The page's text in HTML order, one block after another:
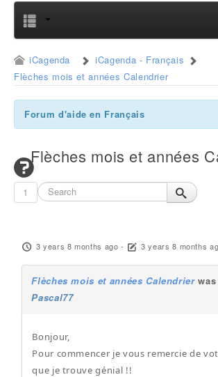
iCagenda
iCagenda - Français
Flèches mois et années Calendrier
Forum d'aide en Français
Flèches mois et années
1
3 years 8 months ago - 3 years 8 months
Flèches mois et années Calendrierwas
Pascal77
Bonjour,
Pour commencer je vous remercie de
que je trouve génial !!